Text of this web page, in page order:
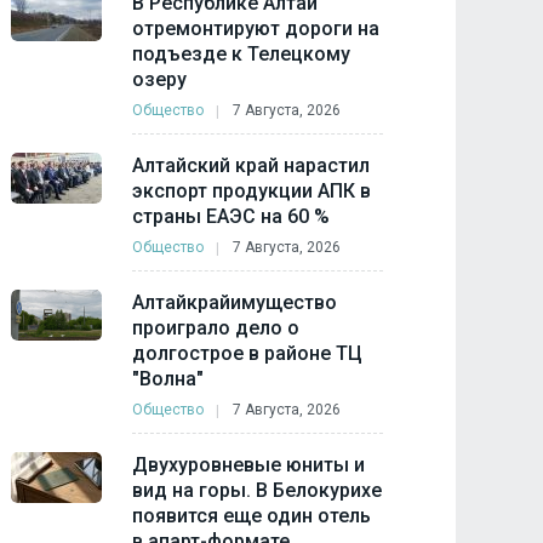
отремонтируют дороги на
подъезде к Телецкому
озеру
Общество 7 Августа, 2026
Алтайский край нарастил
экспорт продукции АПК в
страны ЕАЭС на 60 %
Общество 7 Августа, 2026
Алтайкрайимущество
проиграло дело о
долгострое в районе ТЦ
"Волна"
Общество 7 Августа, 2026
Двухуровневые юниты и
вид на горы. В Белокурихе
появится еще один отель